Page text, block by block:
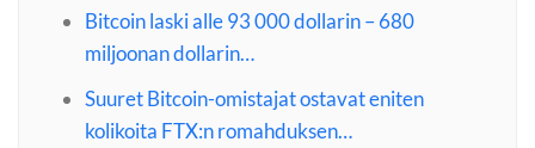
Bitcoin laski alle 93 000 dollarin – 680
miljoonan dollarin…
Suuret Bitcoin-omistajat ostavat eniten
kolikoita FTX:n romahduksen…